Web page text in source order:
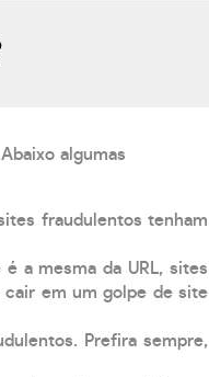
algumas
fraudulentos tenham
a mesma da URL, sites
cair em um golpe de site
Prefira sempre,